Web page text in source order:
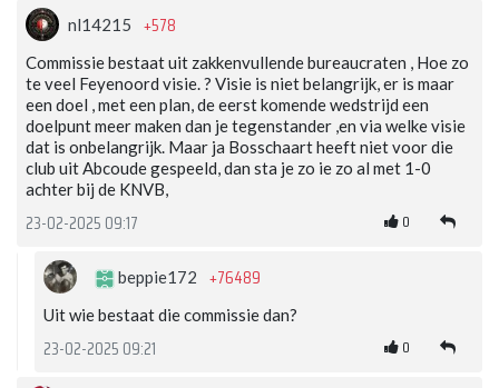
nl14215 +578
Commissie bestaat uit zakkenvullende bureaucraten , Hoe zo
te veel Feyenoord visie. ? Visie is niet belangrijk, er is maar
een doel , met een plan, de eerst komende wedstrijd een
doelpunt meer maken dan je tegenstander ,en via welke visie
dat is onbelangrijk. Maar ja Bosschaart heeft niet voor die
club uit Abcoude gespeeld, dan sta je zo ie zo al met 1-0
achter bij de KNVB,
23-02-2025 09:17 0
beppie172 +76489
Uit wie bestaat die commissie dan?
23-02-2025 09:21 0